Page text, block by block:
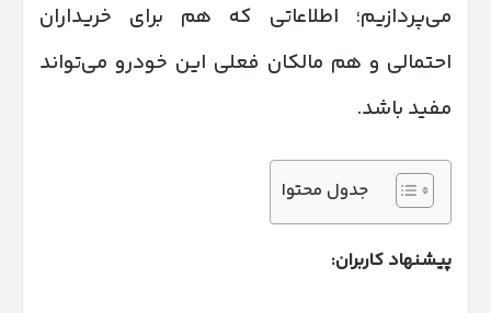
می‌پردازیم؛ اطلاعاتی که هم برای خریداران
احتمالی و هم مالکان فعلی این خودرو می‌تواند
مفید باشد.
جدول محتوا
پیشنهاد کاربران: